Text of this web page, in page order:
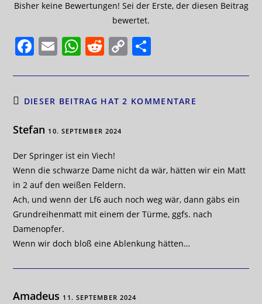
Bisher keine Bewertungen! Sei der Erste, der diesen Beitrag
bewertet.
F
c
e
b
o
o
k
E
ai
l
W
at
s
p
p
R
d
di
C
p
y
le
n
DIESER BEITRAG HAT 2 KOMMENTARE
Stefan 10. SEPTEMBER 2024
Der Springer ist ein Viech!
Wenn die schwarze Dame nicht da wär, hätten wir ein Matt
in 2 auf den weißen Feldern.
Ach, und wenn der Lf6 auch noch weg wär, dann gäbs ein
Grundreihenmatt mit einem der Türme, ggfs. nach
Damenopfer.
Wenn wir doch bloß eine Ablenkung hätten…
Amadeus 11. SEPTEMBER 2024